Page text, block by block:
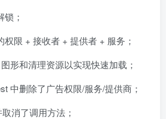
；
限 + 接收者 + 提供者 + 服务；
形和清理资源以实现快速加载；
中删除了广告权限/服务/提供商；
消了调用方法；